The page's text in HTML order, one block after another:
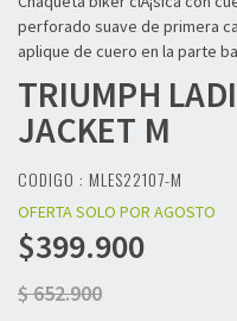
perforado suave de primera
aplique de cuero en la parte
TRIUMPH
JACKET M
CODIGO : MLES22107-M
OFERTA SOLO POR AGOSTO
$399.900
$ 652.900